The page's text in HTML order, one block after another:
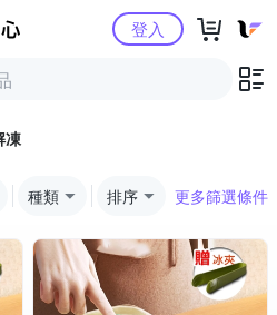
Yahoo購物中心登入
凍
種類 排序 更多篩選條件